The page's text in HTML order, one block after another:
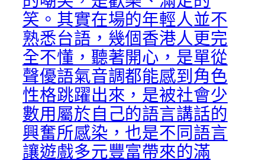
笑。其實在場的年輕人並不
熟悉台語，幾個香港人更完
全不懂，聽著開心，是單從
聲優語氣音調都能感到角色
性格跳躍出來，是被社會少
數用屬於自己的語言講話的
興奮所感染，也是不同語言
讓遊戲多元豐富帶來的滿